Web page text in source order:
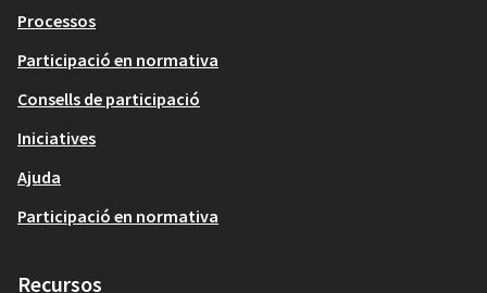
Processos
Participació en normativa
Consells de participació
Iniciatives
Ajuda
Participació en normativa
Recursos